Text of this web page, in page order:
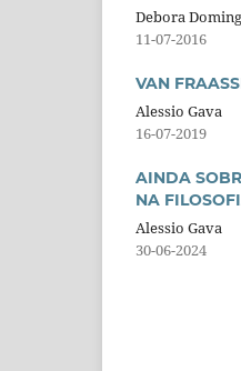
Debora
11-07-2016
VAN
Alessio Gava
16-07-2019
AINDA
NA
Alessio Gava
30-06-2024